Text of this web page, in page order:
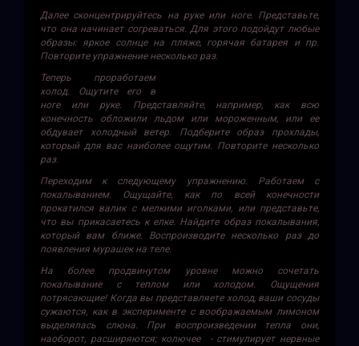
Далее сконцентрируйтесь на руке или ноге. Представьте,
что она начинает согреваться. Для этого подойдут любые
образы: яркое солнце на пляже, горячая батарея и пр.
Повторите упражнение несколько раз.
Теперь проработаем
холод. Ощутите его в
ноге или руке. Представляйте, например, как всю
конечность обложили льдом или мороженным, или ее
обдувает холодный ветер. Подберите образ прохлады,
который для вас наиболее ощутим. Повторите несколько
раз.
Переходим к следующему упражнению. Работаем с
покалыванием. Ощущайте, как по всей конечности
прокатился валик с мелкими иголками, или представьте,
что вы прикасаетесь к елке. Найдите образ покалывания,
который вам ближе. Воспроизводите несколько раз до
появления мурашек на теле.
На более продвинутом уровне можно сочетать
покалывание с теплом или холодом. Ощущения
потрясающие! Когда вы представляете холод, ваши сосуды
сужаются, как в эксперименте с воображаемым лимоном
выделялась слюна. При воспроизведении тепла они,
наоборот, расширяются; колючее - стимулирует нервные